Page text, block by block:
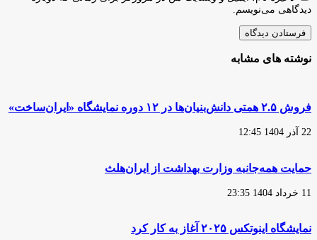
دیدگاهی می‌نویسم.
نوشته های مشابه
فروش ۲.۵ همتی دانش‌بنیان‌ها در ۱۲ دوره نمایشگاه «ایران‌ساخت»
22 آذر 1404 12:45
حمایت همه‌جانبه وزارت بهداشت از ایران‌هلث
11 خرداد 1404 23:35
نمایشگاه اینوتکس ۲۰۲۵ آغاز به کار کرد